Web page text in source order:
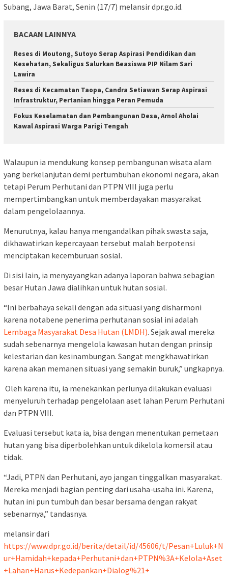
Subang, Jawa Barat, Senin (17/7) melansir dpr.go.id.
BACAAN LAINNYA
Reses di Moutong, Sutoyo Serap Aspirasi Pendidikan dan
Kesehatan, Sekaligus Salurkan Beasiswa PIP Nilam Sari
Lawira
Reses di Kecamatan Taopa, Candra Setiawan Serap Aspirasi
Infrastruktur, Pertanian hingga Peran Pemuda
Fokus Keselamatan dan Pembangunan Desa, Arnol Aholai
Kawal Aspirasi Warga Parigi Tengah
Walaupun ia mendukung konsep pembangunan wisata alam
yang berkelanjutan demi pertumbuhan ekonomi negara, akan
tetapi Perum Perhutani dan PTPN VIII juga perlu
mempertimbangkan untuk memberdayakan masyarakat
dalam pengelolaannya.
Menurutnya, kalau hanya mengandalkan pihak swasta saja,
dikhawatirkan kepercayaan tersebut malah berpotensi
menciptakan kecemburuan sosial.
Di sisi lain, ia menyayangkan adanya laporan bahwa sebagian
besar Hutan Jawa dialihkan untuk hutan sosial.
“Ini berbahaya sekali dengan ada situasi yang disharmoni
karena notabene penerima perhutanan sosial ini adalah
Lembaga Masyarakat Desa Hutan (LMDH). Sejak awal mereka
sudah sebenarnya mengelola kawasan hutan dengan prinsip
kelestarian dan kesinambungan. Sangat mengkhawatirkan
karena akan memanen situasi yang semakin buruk,” ungkapnya.
Oleh karena itu, ia menekankan perlunya dilakukan evaluasi
menyeluruh terhadap pengelolaan aset lahan Perum Perhutani
dan PTPN VIII.
Evaluasi tersebut kata ia, bisa dengan menentukan pemetaan
hutan yang bisa diperbolehkan untuk dikelola komersil atau
tidak.
“Jadi, PTPN dan Perhutani, ayo jangan tinggalkan masyarakat.
Mereka menjadi bagian penting dari usaha-usaha ini. Karena,
hutan ini pun tumbuh dan besar bersama dengan rakyat
sebenarnya,” tandasnya.
melansir dari
https://www.dpr.go.id/berita/detail/id/45606/t/Pesan+Luluk+N
ur+Hamidah+kepada+Perhutani+dan+PTPN%3A+Kelola+Aset
+Lahan+Harus+Kedepankan+Dialog%21+